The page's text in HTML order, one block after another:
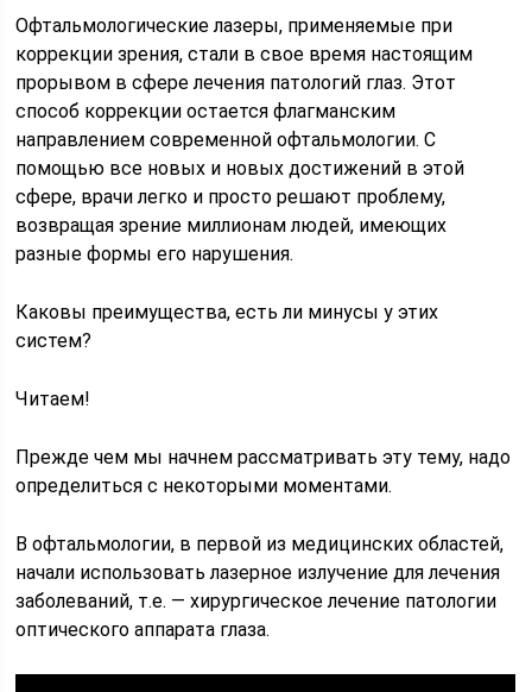
Офтальмологические лазеры, применяемые при
коррекции зрения, стали в свое время настоящим
прорывом в сфере лечения патологий глаз. Этот
способ коррекции остается флагманским
направлением современной офтальмологии. С
помощью все новых и новых достижений в этой
сфере, врачи легко и просто решают проблему,
возвращая зрение миллионам людей, имеющих
разные формы его нарушения.
Каковы преимущества, есть ли минусы у этих
систем?
Читаем!
Прежде чем мы начнем рассматривать эту тему, надо
определиться с некоторыми моментами.
В офтальмологии, в первой из медицинских областей,
начали использовать лазерное излучение для лечения
заболеваний, т.е. — хирургическое лечение патологии
оптического аппарата глаза.